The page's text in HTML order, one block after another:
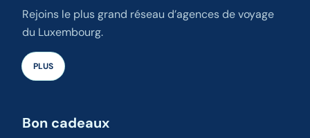
Rejoins le plus grand réseau d’agences de voyage
du Luxembourg.
PLUS
Bon cadeaux